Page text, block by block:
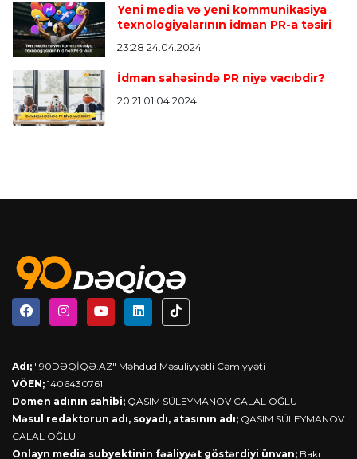
Yeni media və yeni kommunikasiya
texnologiyalarının idman PR-a təsiri
23:28 24.04.2024
İdman sahəsində PR niyə vacıbdir?
20:21 01.04.2024
Adı; "90DƏQİQƏ.AZ" Məhdud Məsuliyyətli Cəmiyyəti
VÖEN; 1406430761
Domen adının sahibi; QASIM SÜLEYMANOV CALAL OĞLU
Məsul redaktorun adı, soyadı, atasının adı; QASIM SÜLEYMANOV
CALAL OĞLU
Onlayn media subyektinin fəaliyyət göstərdiyi ünvan; Bakı